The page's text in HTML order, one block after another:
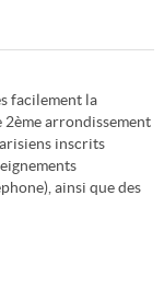
facilement la
2ème arrondissement
inscrits
ainsi que des